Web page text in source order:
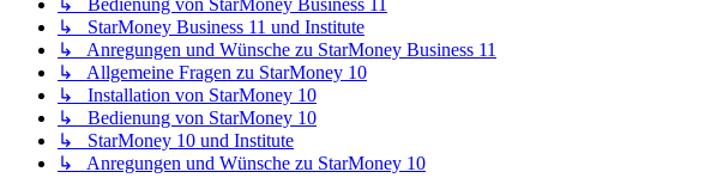
↳ Bedienung von StarMoney Business 11
↳ StarMoney Business 11 und Institute
↳ Anregungen und Wünsche zu StarMoney Business 11
↳ Allgemeine Fragen zu StarMoney 10
↳ Installation von StarMoney 10
↳ Bedienung von StarMoney 10
↳ StarMoney 10 und Institute
↳ Anregungen und Wünsche zu StarMoney 10